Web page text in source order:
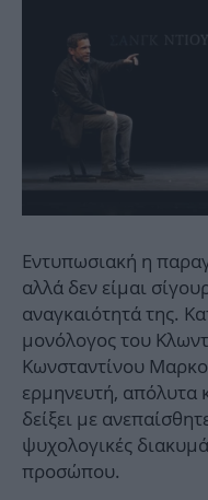
Εντυπωσιακή η
αλλά δεν είμαι
αναγκαιότητά της.
μονόλογος του
Κωνσταντίνου
ερμηνευτή, απόλυτα
δείξει με
ψυχολογικές
προσώπου.